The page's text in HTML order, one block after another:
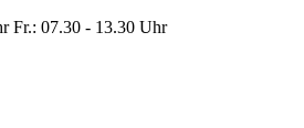
Fr.: 07.30 - 13.30 Uhr